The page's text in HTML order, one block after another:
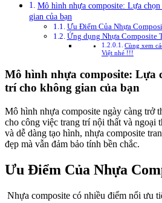
Mô hình nhựa composite: Lựa
gian của bạn
Ưu Điểm Của Nhựa
Ứng dụng Nhựa Composite
Cùng xem
Việt nhé !!!
Mô hình nhựa composite: Lựa
trí cho không gian của bạn
Mô hình nhựa composite ngày càng trở
cho công việc trang trí nội thất và ngoại
và dễ dàng tạo hình, nhựa composite
đẹp mà vẫn đảm bảo tính bền chắc.
Ưu Điểm Của Nhựa
Nhựa composite có nhiều điểm nổi ưu